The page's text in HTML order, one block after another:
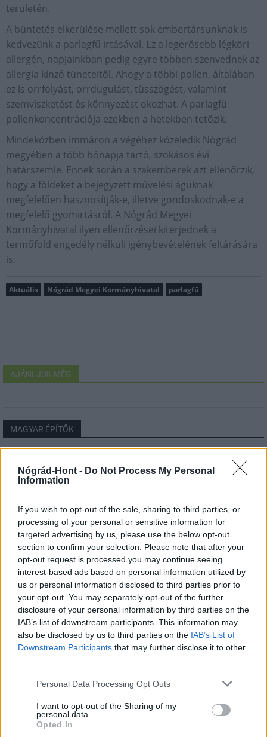
Nógrád-Hont - Do Not Process My Personal
Information
If you wish to opt-out of the sale, sharing to third parties, or
processing of your personal or sensitive information for
targeted advertising by us, please use the below opt-out
section to confirm your selection. Please note that after your
opt-out request is processed you may continue seeing
interest-based ads based on personal information utilized by
us or personal information disclosed to third parties prior to
your opt-out. You may separately opt-out of the further
disclosure of your personal information by third parties on the
IAB’s list of downstream participants. This information may
also be disclosed by us to third parties on the IAB’s List of
Downstream Participants that may further disclose it to other
Please note that this website/app uses one or more Google
not limited to your visit or usage behaviour. You may click to
grant or deny consent to Google and its third-party tags to
use your data for below specified purposes in below Google
Personal Data Processing Opt Outs
I want to opt-out of the Sharing of my
personal data.
Opted In
területén.
A büntetés elkerülése mellett sok embertársunknak is
kedvezünk a parlagfű irtásával. Ez a legerősebb légköri
allergén, napjainkban pedig egyre többen szenvednek az
allergia kínzó tüneteitől. Ahogy a többi pollen, általában
ez is orrfolyást, orrdugulást, tüsszögést, valamint
szemviszketést és könnyezést okozhat. A parlagfű
pollenkoncentrációja ezekben a hetekben tetőzik.
Mindeközben immáron a végéhez közeledik Nógrád
megyében a több hónapja tartó, szokásos évi
határszemle. Ennek során a szakemberek azt ellenőrzik,
hogy a földeket a bejegyzett művelési águknak
megfelelően hasznosítják-e, illetve gondoskodnak-e a
megfelelő gyomirtásról. A Nógrád Megyei
Kormányhivatal ilyen ellenőrzései kiterjednek a
termőföld engedély nélküli igénybevételének feltárására
is.
Aktuális Nógrád Megyei Kormányhivatal parlagfű
AJÁNLJUK MÉG
MAGYAR ÉPÍTŐK
autópálya útépítés M1-es autópálya
M1 bővítés: már zajlik a teljesen új Bicske Kelet
csomópont építése
Tizenegy meglévő csomópontot korszerűsít és négy új,
különszintű csomópontot hoz létre az MKIF az M1-es